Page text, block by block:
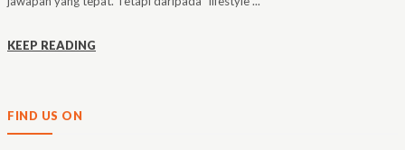
KEEP READING
FIND US ON